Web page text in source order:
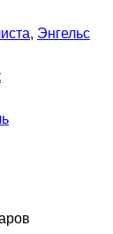
, Энгельс